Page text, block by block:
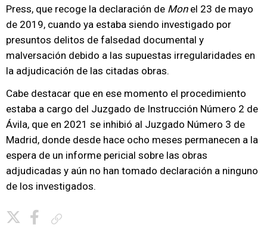
Press, que recoge la declaración de Monel 23 de mayo
de 2019, cuando ya estaba siendo investigado por
presuntos delitos de falsedad documental y
malversación debido a las supuestas irregularidades en
la adjudicación de las citadas obras.
Cabe destacar que en ese momento el procedimiento
estaba a cargo del Juzgado de Instrucción Número 2 de
Ávila, que en 2021 se inhibió al Juzgado Número 3 de
Madrid, donde desde hace ocho meses permanecen a la
espera de un informe pericial sobre las obras
adjudicadas y aún no han tomado declaración a ninguno
de los investigados.